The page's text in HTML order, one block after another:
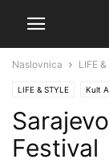
Naslovnica LIFE
LIFE & STYLE Kult
Festival